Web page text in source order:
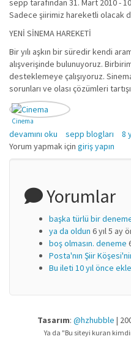
sepp tarafından 31. Mart 2010 -
Sadece şiirimiz hareketli olacak
YENİ SİNEMA HAREKETİ
Bir yılı aşkın bir süredir kendi
alışverişinde bulunuyoruz.
desteklemeye çalışıyoruz.
sorunları ve olası çözümleri
Cinema
Yeni Sinema Hareketi hakkında
devamını oku sepp blogları
8
Yorum yapmak için giriş yapın
Yorumlar
başka türlü bir
ya da oldun 6 yıl 5 ay
boş olmasın. deneme
Posta'nın Şiir
Bu ileti 10 yıl önce
Tasarım: @hzhubble |
Ya da "Bu siteyi kuran